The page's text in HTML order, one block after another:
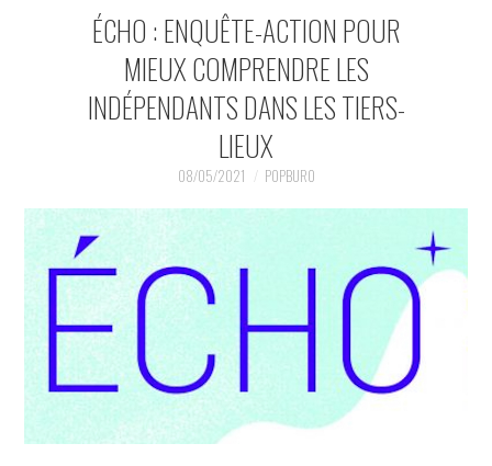
MUSIQUESACTUELLES.NET
GABBA GABBA HEY !
INDÉPENDANTS
DOKO
ÉCHO : ENQUÊTE-ACTION POUR
MIEUX COMPRENDRE LES
INDÉPENDANTS DANS LES TIERS-
LIEUX
08/05/2021 POPBURO